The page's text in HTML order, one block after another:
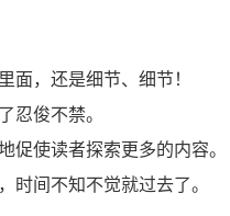
面，还是细节、细节！
忍俊不禁。
促使读者探索更多的内容。
时间不知不觉就过去了。